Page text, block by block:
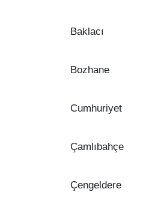
Baklacı
Bozhane
Cumhuriyet
Çamlıbahçe
Çengeldere